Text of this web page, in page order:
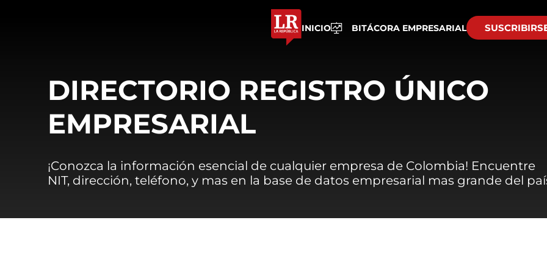
INICIO BITÁCORA EMPRESARIAL
DIRECTORIO REGISTRO ÚNICO
EMPRESARIAL
¡Conozca la información esencial de cualquier empresa de Colombia! Encuentre
NIT, dirección, teléfono, y mas en la base de datos empresarial mas grande del